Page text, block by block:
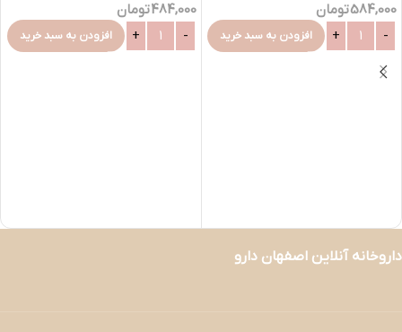
584,000تومان
افزودن به سبد خرید
484,000تومان
افزودن به سبد خرید
داروخانه آنلاین اصفهان دارو